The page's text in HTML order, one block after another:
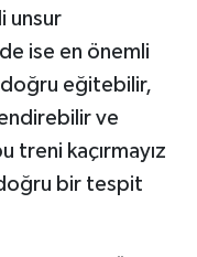
unsur
ise en önemli
doğru eğitebilir,
ve
treni kaçırmayız
bir tespit